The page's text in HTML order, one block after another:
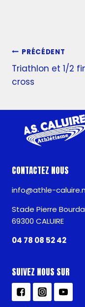
PRÉCÉDENT
Triathlon et 1/2
cross
CONTACTEZ NOUS
info@athle-
Stade Pierre
69300 CALUIRE
04 78 08 52 42
SUIVEZ NOUS SUR